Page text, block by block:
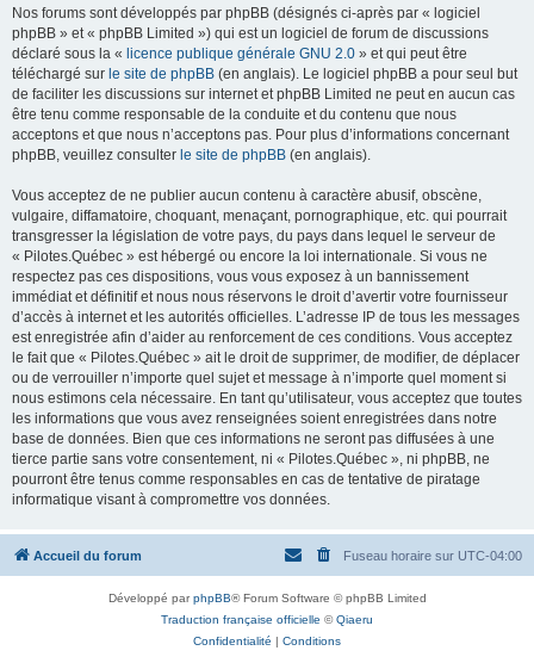
Nos forums sont développés par phpBB (désignés ci-après par « logiciel
phpBB » et « phpBB Limited ») qui est un logiciel de forum de discussions
déclaré sous la « licence publique générale GNU 2.0 » et qui peut être
téléchargé sur le site de phpBB (en anglais). Le logiciel phpBB a pour seul but
de faciliter les discussions sur internet et phpBB Limited ne peut en aucun cas
être tenu comme responsable de la conduite et du contenu que nous
acceptons et que nous n’acceptons pas. Pour plus d’informations concernant
phpBB, veuillez consulter le site de phpBB (en anglais).
Vous acceptez de ne publier aucun contenu à caractère abusif, obscène,
vulgaire, diffamatoire, choquant, menaçant, pornographique, etc. qui pourrait
transgresser la législation de votre pays, du pays dans lequel le serveur de
« Pilotes.Québec » est hébergé ou encore la loi internationale. Si vous ne
respectez pas ces dispositions, vous vous exposez à un bannissement
immédiat et définitif et nous nous réservons le droit d’avertir votre fournisseur
d’accès à internet et les autorités officielles. L’adresse IP de tous les messages
est enregistrée afin d’aider au renforcement de ces conditions. Vous acceptez
le fait que « Pilotes.Québec » ait le droit de supprimer, de modifier, de déplacer
ou de verrouiller n’importe quel sujet et message à n’importe quel moment si
nous estimons cela nécessaire. En tant qu’utilisateur, vous acceptez que toutes
les informations que vous avez renseignées soient enregistrées dans notre
base de données. Bien que ces informations ne seront pas diffusées à une
tierce partie sans votre consentement, ni « Pilotes.Québec », ni phpBB, ne
pourront être tenus comme responsables en cas de tentative de piratage
informatique visant à compromettre vos données.
Accueil du forum Fuseau horaire sur UTC-04:00
Développé parphpBB® Forum Software © phpBB Limited
Traduction française officielle ©Qiaeru
Confidentialité | Conditions